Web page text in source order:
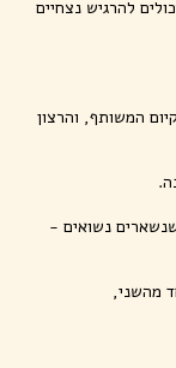
להרגיש נצחיים
המשותף, והרצון
שנשארים נשואים -
מהשני,